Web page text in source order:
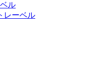
ル
レーベル